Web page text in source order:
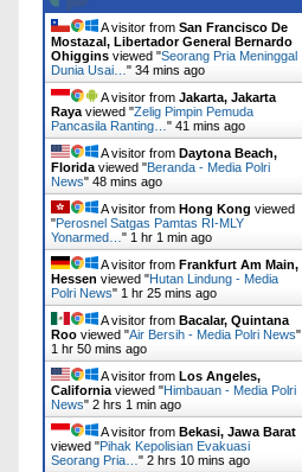
A visitor from San Francisco De
Mostazal, Libertador General Bernardo
Ohiggins viewed "Seorang Pria Meninggal
Dunia Usai… " 34 mins ago
A visitor from Jakarta, Jakarta
Raya viewed "Zelig Pimpin Pemuda
Pancasila Ranting… " 41 mins ago
A visitor from Daytona Beach,
Florida viewed "Beranda - Media Polri
News" 48 mins ago
A visitor from Hong Kong viewed
"Perosnel Satgas Pamtas RI-MLY
Yonarmed… " 1 hr 1 min ago
A visitor from Frankfurt Am Main,
Hessen viewed "Hutan Lindung - Media
Polri News" 1 hr 25 mins ago
A visitor from Bacalar, Quintana
Roo viewed "Air Bersih - Media Polri News"
1 hr 50 mins ago
A visitor from Los Angeles,
California viewed "Himbauan - Media Polri
News" 2 hrs 1 min ago
A visitor from Bekasi, Jawa Barat
viewed "Pihak Kepolisian Evakuasi
Seorang Pria… " 2 hrs 10 mins ago